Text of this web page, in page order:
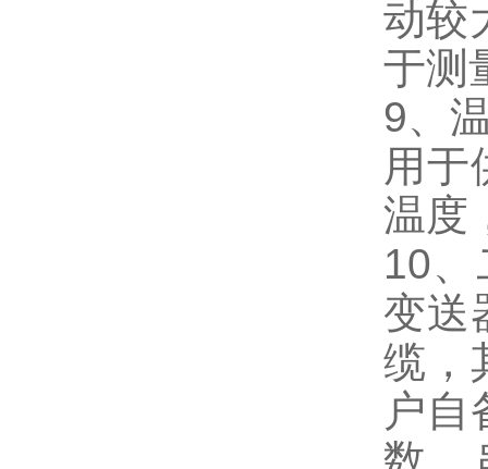
动较
于测
9、
用于
温度
10
变送
缆，
户